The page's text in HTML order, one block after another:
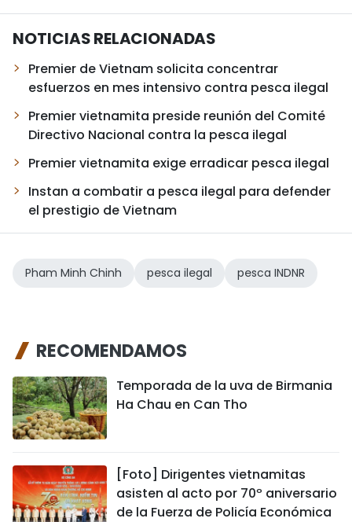
NOTICIAS RELACIONADAS
Premier de Vietnam solicita concentrar
esfuerzos en mes intensivo contra pesca ilegal
Premier vietnamita preside reunión del Comité
Directivo Nacional contra la pesca ilegal
Premier vietnamita exige erradicar pesca ilegal
Instan a combatir a pesca ilegal para defender
el prestigio de Vietnam
Pham Minh Chinh pesca ilegal pesca INDNR
RECOMENDAMOS
Temporada de la uva de Birmania
Ha Chau en Can Tho
[Foto] Dirigentes vietnamitas
asisten al acto por 70º aniversario
de la Fuerza de Policía Económica